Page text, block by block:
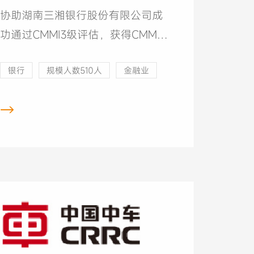
协助湖南三湘银行股份有限公司成
功通过CMMI3级评估，获得CMMI3
银行 规模人数510人 金融业
→